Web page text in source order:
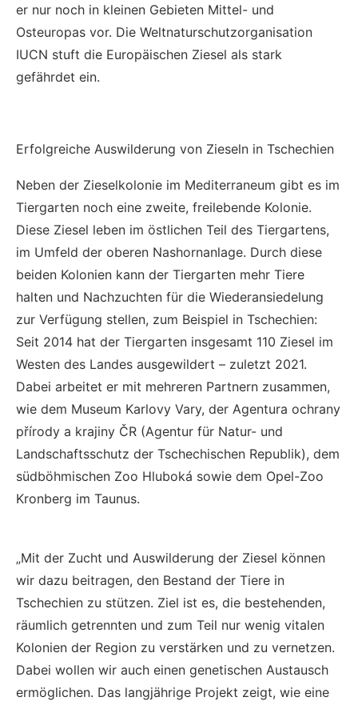
er nur noch in kleinen Gebieten Mittel- und
Osteuropas vor. Die Weltnaturschutzorganisation
IUCN stuft die Europäischen Ziesel als stark
gefährdet ein.
Erfolgreiche Auswilderung von Zieseln in Tschechien
Neben der Zieselkolonie im Mediterraneum gibt es im
Tiergarten noch eine zweite, freilebende Kolonie.
Diese Ziesel leben im östlichen Teil des Tiergartens,
im Umfeld der oberen Nashornanlage. Durch diese
beiden Kolonien kann der Tiergarten mehr Tiere
halten und Nachzuchten für die Wiederansiedelung
zur Verfügung stellen, zum Beispiel in Tschechien:
Seit 2014 hat der Tiergarten insgesamt 110 Ziesel im
Westen des Landes ausgewildert – zuletzt 2021.
Dabei arbeitet er mit mehreren Partnern zusammen,
wie dem Museum Karlovy Vary, der Agentura ochrany
přírody a krajiny ČR (Agentur für Natur- und
Landschaftsschutz der Tschechischen Republik), dem
südböhmischen Zoo Hluboká sowie dem Opel-Zoo
Kronberg im Taunus.
„Mit der Zucht und Auswilderung der Ziesel können
wir dazu beitragen, den Bestand der Tiere in
Tschechien zu stützen. Ziel ist es, die bestehenden,
räumlich getrennten und zum Teil nur wenig vitalen
Kolonien der Region zu verstärken und zu vernetzen.
Dabei wollen wir auch einen genetischen Austausch
ermöglichen. Das langjährige Projekt zeigt, wie eine